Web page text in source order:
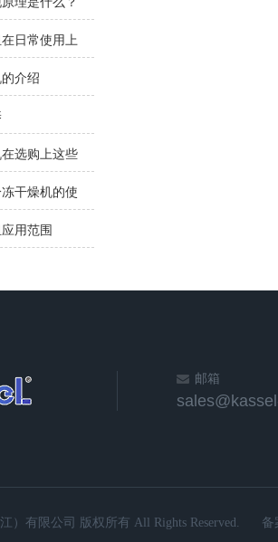
日常使用上
介绍
选购上这些
的
干燥机的使
用范围
邮箱
）有限公司 版权所有 All Rights Reserved. 备